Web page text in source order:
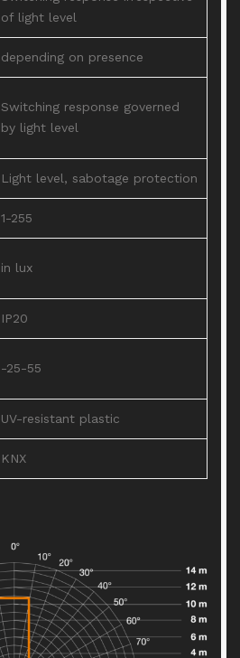
of light level
depending on presence
Switching response governed
by light level
Light level, sabotage protection
1-255
in lux
IP20
-25-55
UV-resistant plastic
KNX